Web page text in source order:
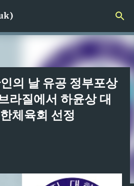
텐츠로 건너뛰기
의 날 유공 정부포상
라질에서 하윤상 대
체육회 선정